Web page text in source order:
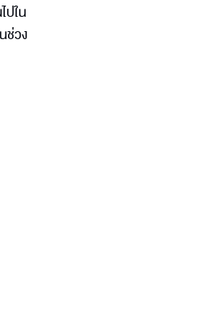
ปใน
ช่วง